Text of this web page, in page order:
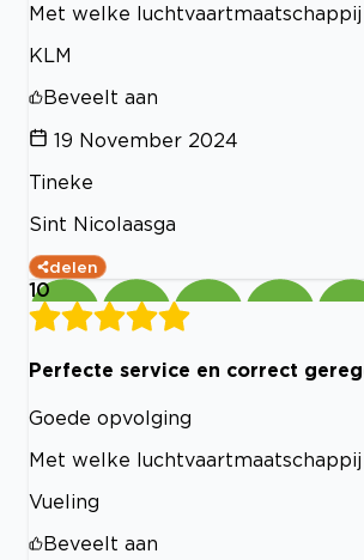
Met welke luchtvaartmaatschappij
KLM
Beveelt aan
19 November 2024
Tineke
Sint Nicolaasga
delen
10
Perfecte service en correct
Goede opvolging
Met welke luchtvaartmaatschappij
Vueling
Beveelt aan